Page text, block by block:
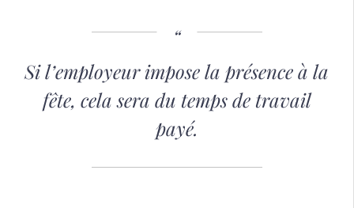
Si l’employeur impose la présence à la
fête, cela sera du temps de travail
payé.